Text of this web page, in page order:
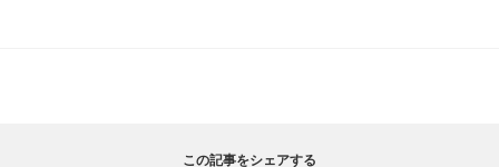
この記事をシェアする